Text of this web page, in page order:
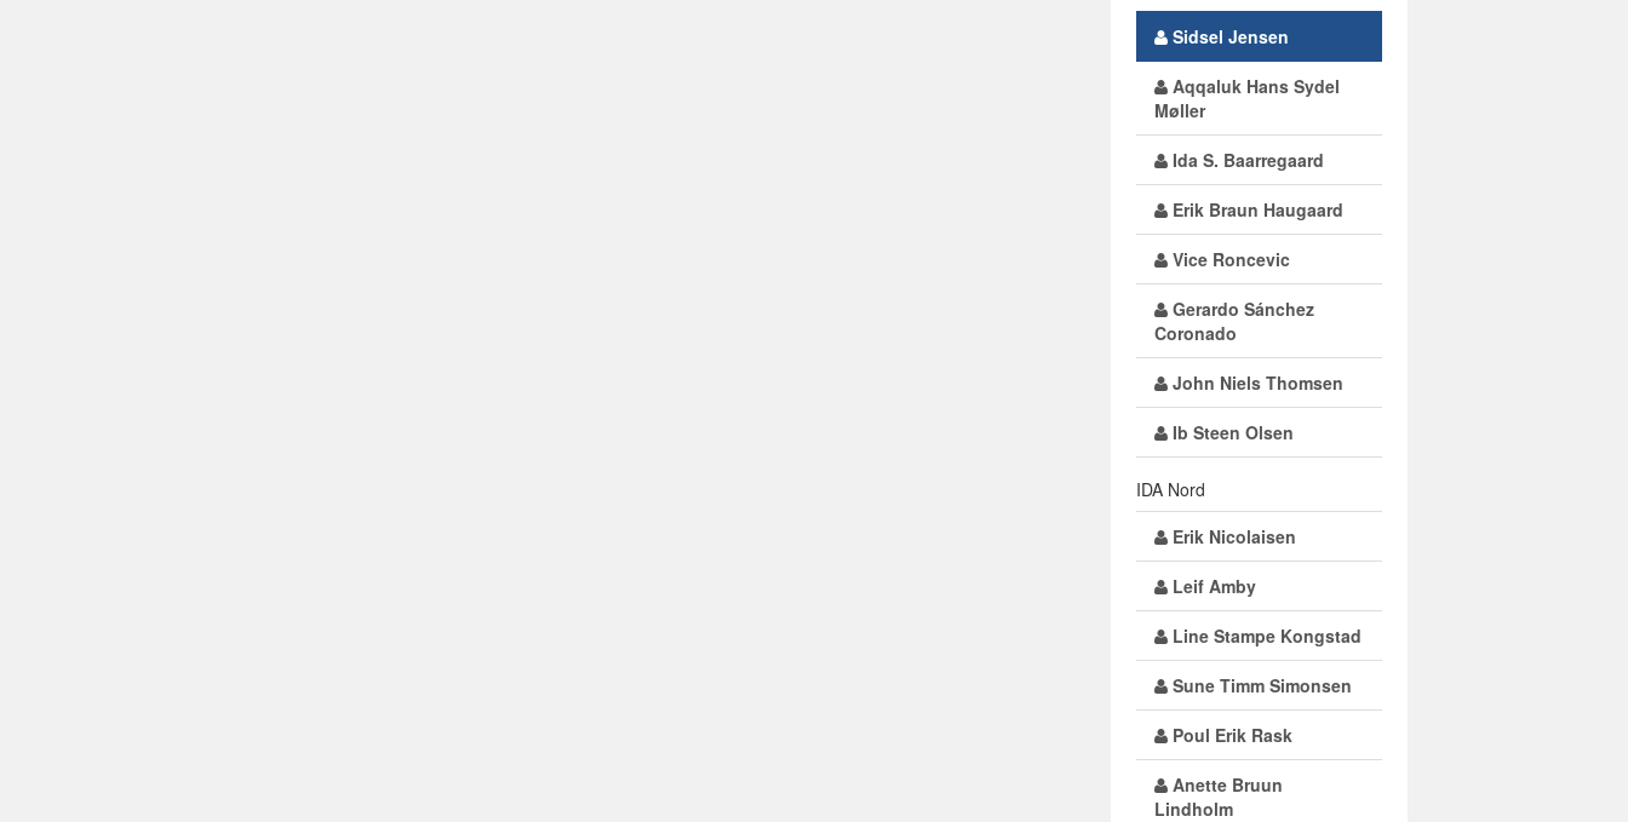
Sidsel Jensen
Aqqaluk Hans Sydel
Møller
Ida S. Baarregaard
Erik Braun Haugaard
Vice Roncevic
Gerardo Sánchez
Coronado
John Niels Thomsen
Ib Steen Olsen
IDA Nord
Erik Nicolaisen
Leif Amby
Line Stampe Kongstad
Sune Timm Simonsen
Poul Erik Rask
Anette Bruun
Lindholm